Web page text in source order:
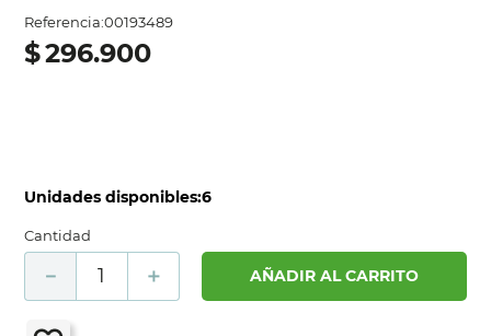
Referencia:00193489
$296.900
Unidades disponibles:6
Cantidad
＋
－ AÑADIR AL CARRITO